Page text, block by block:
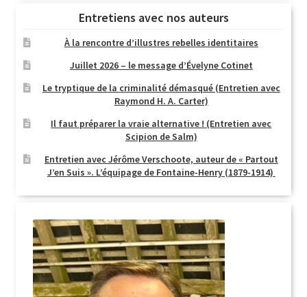
Entretiens avec nos auteurs
À la rencontre d’illustres rebelles identitaires
Juillet 2026 – le message d’Évelyne Cotinet
Le tryptique de la criminalité démasqué (Entretien avec
Raymond H. A. Carter)
Il faut préparer la vraie alternative ! (Entretien avec
Scipion de Salm)
Entretien avec Jérôme Verschoote, auteur de « Partout
J’en Suis ». L’équipage de Fontaine-Henry (1879-1914)